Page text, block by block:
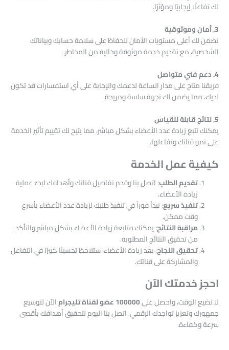
لك تفاعلًا إيجابيًا ومؤثرًا.
3. أمان وموثوقية
نضمن لك أعلى مستويات الأمان للحفاظ على سلامة حسابك وبياناتك
الشخصية، مع تقديم خدمة موثوقة وخالية من المخاطر.
4. دعم فني متواصل
فريقنا متاح على مدار الساعة لدعمك والإجابة على أي استفسارات قد تكون
لديك، مما يضمن لك تجربة سلسة ومريحة.
5. نتائج قابلة للقياس
يمكنك تتبع زيادة عدد الأعضاء بشكل مباشر، مما يتيح لك تقييم تأثير الخدمة
على نمو قناتك وتفاعلها.
كيفية عمل الخدمة
تقديم الطلب: اتصل بنا وقدم تفاصيل قناتك وأهدافك لبدء عملية
زيادة الأعضاء.
تنفيذ سريع: نبدأ فوراً في تنفيذ طلبك لزيادة عدد الأعضاء بأسرع
وقت ممكن.
مراقبة النتائج: يمكنك متابعة زيادة الأعضاء بشكل مباشر والتأكد
من تحقيق النتائج المطلوبة.
تحقيق النجاح: بعد زيادة الأعضاء، ستلاحظ تحسينًا كبيرًا في التفاعل
والمشاركة على قناتك.
احجز خدمتك الآن
لا تضيع الوقت، واحصل على100000 عضو لقناة تليجرام
الآن لتوسيع
جمهورك وتعزيز تواجدك الرقمي. اتصل بنا اليوم لتحقيق أهدافك بأقصى
سرعة وكفاءة.